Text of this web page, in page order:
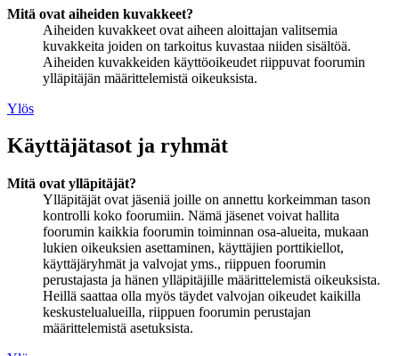
Mitä ovat aiheiden kuvakkeet?
Aiheiden kuvakkeet ovat aiheen aloittajan valitsemia
kuvakkeita joiden on tarkoitus kuvastaa niiden sisältöä.
Aiheiden kuvakkeiden käyttöoikeudet riippuvat foorumin
ylläpitäjän määrittelemistä oikeuksista.
Ylös
Käyttäjätasot ja ryhmät
Mitä ovat ylläpitäjät?
Ylläpitäjät ovat jäseniä joille on annettu korkeimman tason
kontrolli koko foorumiin. Nämä jäsenet voivat hallita
foorumin kaikkia foorumin toiminnan osa-alueita, mukaan
lukien oikeuksien asettaminen, käyttäjien porttikiellot,
käyttäjäryhmät ja valvojat yms., riippuen foorumin
perustajasta ja hänen ylläpitäjille määrittelemistä oikeuksista.
Heillä saattaa olla myös täydet valvojan oikeudet kaikilla
keskustelualueilla, riippuen foorumin perustajan
määrittelemistä asetuksista.